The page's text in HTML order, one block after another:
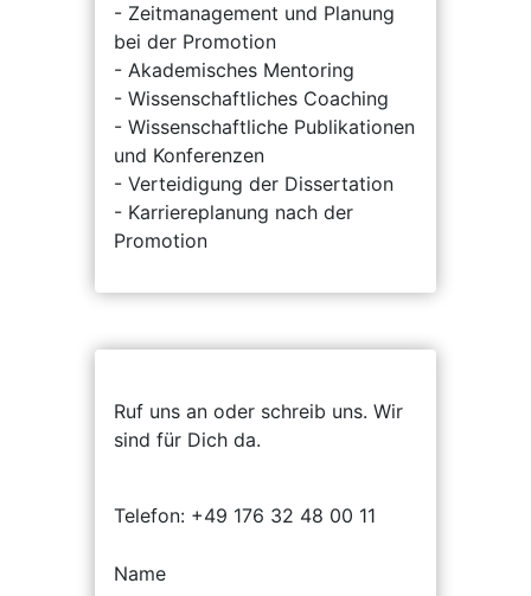
- Zeitmanagement und Planung
bei der Promotion
- Akademisches Mentoring
- Wissenschaftliches Coaching
- Wissenschaftliche Publikationen
und Konferenzen
- Verteidigung der Dissertation
- Karriereplanung nach der
Promotion
Ruf uns an oder schreib uns. Wir
sind für Dich da.
Telefon: +49 176 32 48 00 11
Name